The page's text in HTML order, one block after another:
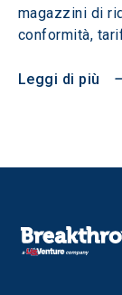
magazzini di
conformità,
Leggi di più